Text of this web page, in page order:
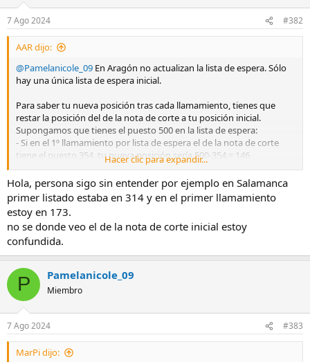
n
e
s
7 Ago 2024 #382
AAR dijo:
@Pamelanicole_09 En Aragón no actualizan la lista de espera. Sólo
hay una única lista de espera inicial.
Para saber tu nueva posición tras cada llamamiento, tienes que
restar la posición del de la nota de corte a tu posición inicial.
Supongamos que tienes el puesto 500 en la lista de espera:
- Si en el 1º llamamiento por lista de espera el de la nota de corte
tiene el puesto 354, tu nueva posición sería 500-354 = 146
- Si en el 2º llamamiento el de la nota de corte tiene el puesto 460,
pues tu nueva posición tras el 2º llamamiento sería 500 - 460 =40
Y así hay que hacer en todos los llamamientos.
Hacer clic para expandir...
Hola, persona sigo sin entender por ejemplo en Salamanca
primer listado estaba en 314 y en el primer llamamiento
estoy en 173.
no se donde veo el de la nota de corte inicial estoy
confundida.
P Pamelanicole_09
Miembro
7 Ago 2024 #383
MarPi dijo: